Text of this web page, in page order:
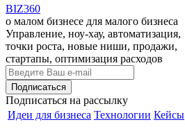
BIZ360
о малом бизнесе для малого бизнеса
Управление, ноу-хау, автоматизация,
точки роста, новые ниши, продажи,
стартапы, оптимизация расходов
Подписаться на рассылку
Идеи для бизнеса Технологии Кейсы